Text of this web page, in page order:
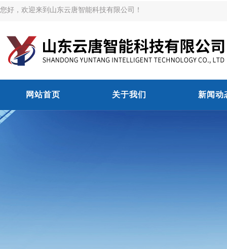
您好，欢迎来到山东云唐智能科技有限公司！
网站首页 关于我们 新闻动